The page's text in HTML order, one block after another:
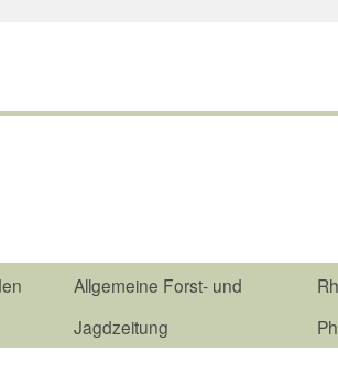
Allgemeine Forst- und
Jagdzeitung